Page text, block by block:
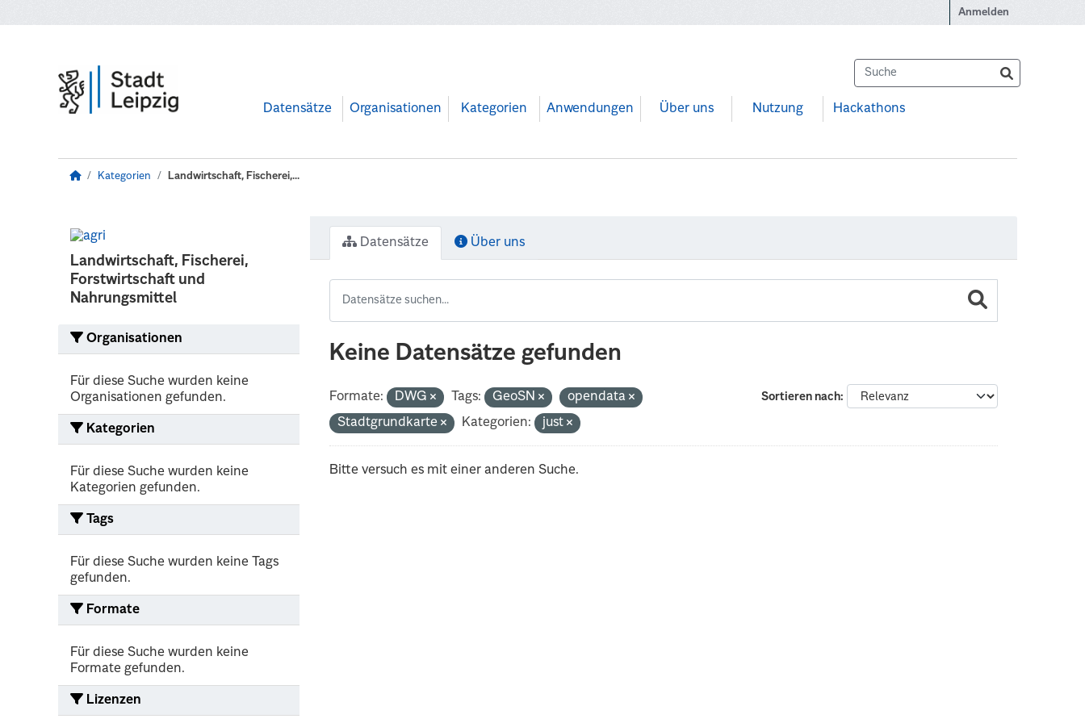
Anmelden
Datensätze Organisationen Kategorien Anwendungen Über uns Nutzung Hackathons
Kategorien Landwirtschaft, Fischerei,...
Landwirtschaft, Fischerei,
Forstwirtschaft und
Nahrungsmittel
Organisationen
Für diese Suche wurden keine
Organisationen gefunden.
Kategorien
Für diese Suche wurden keine
Kategorien gefunden.
Tags
Für diese Suche wurden keine Tags
gefunden.
Formate
Für diese Suche wurden keine
Formate gefunden.
Lizenzen
Datensätze Über uns
Keine Datensätze gefunden
Sortieren nach
Formate: DWG Tags: GeoSN
opendata
Stadtgrundkarte
Kategorien: just
Bitte versuch es mit einer anderen Suche.